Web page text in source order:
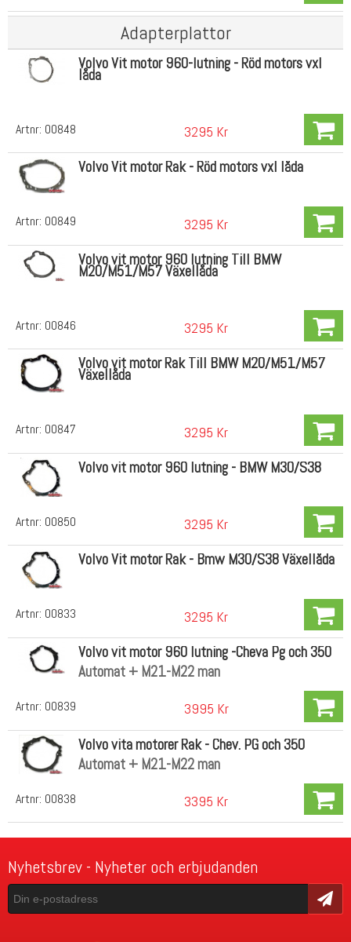
Adapterplattor
Artnr: 00848
Volvo Vit motor 960-lutning - Röd motors vxl
låda
3295 Kr
Artnr: 00849
Volvo Vit motor Rak - Röd motors vxl låda
3295 Kr
Artnr: 00846
Volvo vit motor 960 lutning Till BMW
M20/M51/M57 Växellåda
3295 Kr
Artnr: 00847
Volvo vit motor Rak Till BMW M20/M51/M57
Växellåda
3295 Kr
Artnr: 00850
Volvo vit motor 960 lutning - BMW M30/S38
3295 Kr
Artnr: 00833
Volvo Vit motor Rak - Bmw M30/S38 Växellåda
3295 Kr
Artnr: 00839
Volvo vit motor 960 lutning -Cheva Pg och 350
Automat + M21-M22 man
3995 Kr
Artnr: 00838
Volvo vita motorer Rak - Chev. PG och 350
Automat + M21-M22 man
3395 Kr
Nyhetsbrev - Nyheter och erbjudanden
Skicka